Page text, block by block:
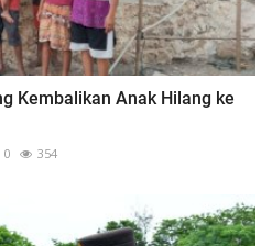
Kembalikan Anak Hilang ke
0 354